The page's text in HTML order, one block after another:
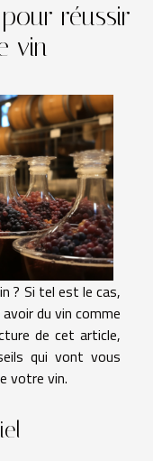
réussir
vin
? Si tel est le cas,
du vin comme
de cet article,
qui vont vous
votre vin.